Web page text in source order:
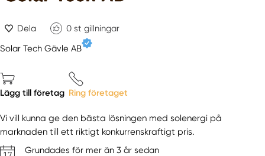
Dela 0 st gillningar
Solar Tech Gävle AB
Lägg till företag Ring företaget
Vi vill kunna ge den bästa lösningen med solenergi på
marknaden till ett riktigt konkurrenskraftigt pris.
Grundades för mer än 3 år sedan